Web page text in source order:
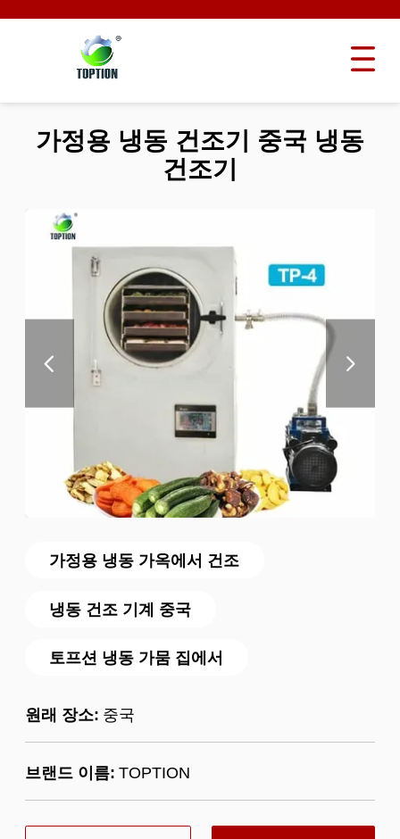
가정용 냉동 가옥에서 건조
냉동 건조 기계 중국
토프션 냉동 가뭄 집에서
원래 장소: 중국
브랜드 이름: TOPTION
가정용 냉동 건조기 중국 냉동
건조기